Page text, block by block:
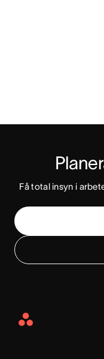
Få total insyn i
Asana